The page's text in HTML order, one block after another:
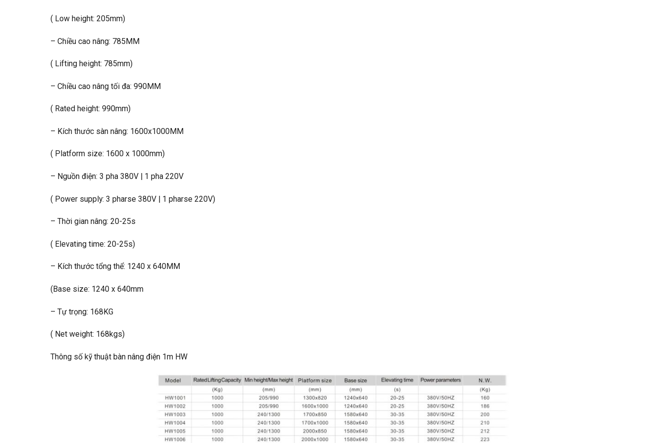
( Low height: 205mm)
– Chiều cao nâng: 785MM
( Lifting height: 785mm)
– Chiều cao nâng tối đa: 990MM
( Rated height: 990mm)
– Kích thước sàn nâng: 1600x1000MM
( Platform size: 1600 x 1000mm)
– Nguồn điện: 3 pha 380V | 1 pha 220V
( Power supply: 3 pharse 380V | 1 pharse 220V)
– Thời gian nâng: 20-25s
( Elevating time: 20-25s)
– Kích thước tổng thể: 1240 x 640MM
(Base size: 1240 x 640mm
– Tự trọng: 168KG
( Net weight: 168kgs)
Thông số kỹ thuật bàn nâng điện 1m HW